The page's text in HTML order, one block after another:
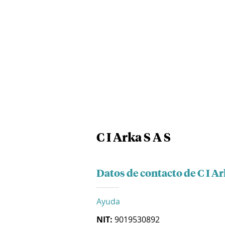
C I Arka S A S
Datos de contacto de C I
Ayuda
NIT: 9019530892